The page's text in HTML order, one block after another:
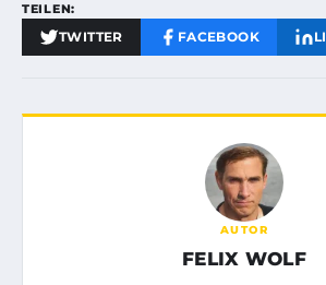
TEILEN:
TWITTER FACEBOOK
AUTOR
FELIX WOLF